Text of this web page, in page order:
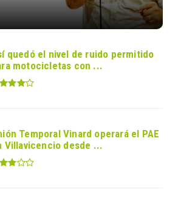
quedó el nivel de ruido permitido
motocicletas con ...
Temporal Vinard operará el PAE
Villavicencio desde ...